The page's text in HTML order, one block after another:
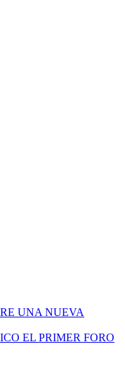
UNA NUEVA
EL PRIMER FORO